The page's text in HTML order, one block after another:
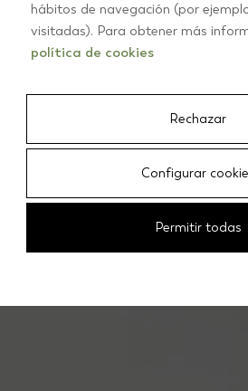
hábitos de navegación (por
visitadas). Para obtener más
política de cookies
Rechazar
Configurar
Permitir todas